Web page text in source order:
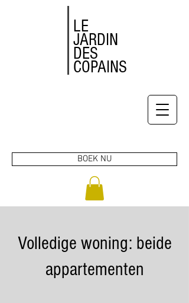
BOEK NU
LE
JARDIN
DES
COPAINS
Volledige woning: beide
appartementen